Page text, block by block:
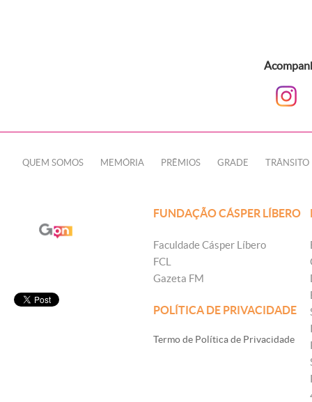
QUEM SOMOS MEMÓRIA PRÊMIOS GRADE TRÂNSITO
FUNDAÇÃO CÁSPER LÍBERO
Faculdade Cásper Líbero
FCL
Gazeta FM
POLÍTICA DE PRIVACIDADE
Termo de Política de Privacidade